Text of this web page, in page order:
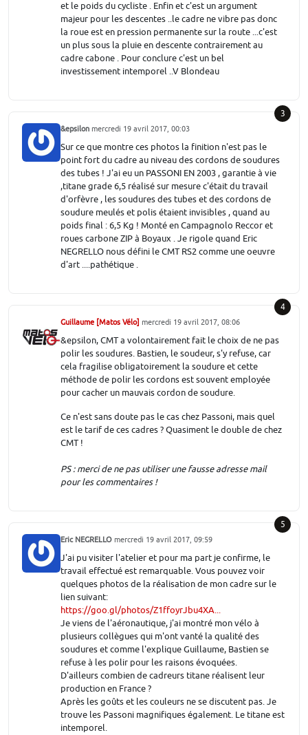
et le poids du cycliste . Enfin et c'est un argument
majeur pour les descentes ..le cadre ne vibre pas donc
la roue est en pression permanente sur la route ...c'est
un plus sous la pluie en descente contrairement au
cadre cabone . Pour conclure c'est un bel
investissement intemporel ..V Blondeau
3
&epsilon mercredi 19 avril 2017, 00:03
Sur ce que montre ces photos la finition n'est pas le
point fort du cadre au niveau des cordons de soudures
des tubes ! J'ai eu un PASSONI EN 2003 , garantie à vie
,titane grade 6,5 réalisé sur mesure c'était du travail
d'orfèvre , les soudures des tubes et des cordons de
soudure meulés et polis étaient invisibles , quand au
poids final : 6,5 Kg ! Monté en Campagnolo Reccor et
roues carbone ZIP à Boyaux . Je rigole quand Eric
NEGRELLO nous défini le CMT RS2 comme une oeuvre
d'art ....pathétique .
4
Guillaume [Matos Vélo] mercredi 19 avril 2017, 08:06
&epsilon, CMT a volontairement fait le choix de ne pas
polir les soudures. Bastien, le soudeur, s'y refuse, car
cela fragilise obligatoirement la soudure et cette
méthode de polir les cordons est souvent employée
pour cacher un mauvais cordon de soudure.
Ce n'est sans doute pas le cas chez Passoni, mais quel
est le tarif de ces cadres ? Quasiment le double de chez
CMT !
PS : merci de ne pas utiliser une fausse adresse mail
pour les commentaires !
5
Eric NEGRELLO mercredi 19 avril 2017, 09:59
J'ai pu visiter l'atelier et pour ma part je confirme, le
travail effectué est remarquable. Vous pouvez voir
quelques photos de la réalisation de mon cadre sur le
lien suivant:
https://goo.gl/photos/Z1ffoyrJbu4XA...
Je viens de l'aéronautique, j'ai montré mon vélo à
plusieurs collègues qui m'ont vanté la qualité des
soudures et comme l'explique Guillaume, Bastien se
refuse à les polir pour les raisons évoquées.
D'ailleurs combien de cadreurs titane réalisent leur
production en France ?
Après les goûts et les couleurs ne se discutent pas. Je
trouve les Passoni magnifiques également. Le titane est
intemporel.